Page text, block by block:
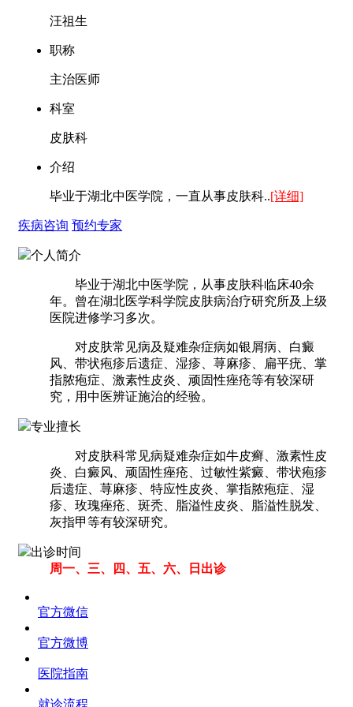
汪祖生
职称
主治医师
科室
皮肤科
介绍
毕业于湖北中医学院，一直从事皮肤科..[详细]
疾病咨询 预约专家
个人简介
毕业于湖北中医学院，从事皮肤科临床40余
年。曾在湖北医学科学院皮肤病治疗研究所及上级
医院进修学习多次。
对皮肤常见病及疑难杂症病如银屑病、白癜
风、带状疱疹后遗症、湿疹、荨麻疹、扁平疣、掌
指脓疱症、激素性皮炎、顽固性痤疮等有较深研
究，用中医辨证施治的经验。
专业擅长
对皮肤科常见病疑难杂症如牛皮癣、激素性皮
炎、白癜风、顽固性痤疮、过敏性紫癜、带状疱疹
后遗症、荨麻疹、特应性皮炎、掌指脓疱症、湿
疹、玫瑰痤疮、斑秃、脂溢性皮炎、脂溢性脱发、
灰指甲等有较深研究。
出诊时间
周一、三、四、五、六、日出诊
官方微信
官方微博
医院指南
就诊流程